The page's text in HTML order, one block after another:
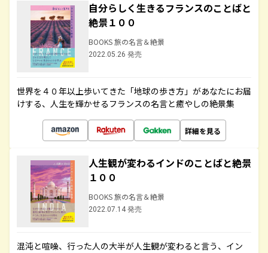
自分らしく生きるフランスのことばと
絶景１００
BOOKS 旅の名言＆絶景
2022.05.26 発売
世界を４０年以上歩いてきた「地球の歩き方」があなたにお届
けする、人生を輝かせるフランスの名言と癒やしの絶景集
詳細を見る
人生観が変わるインドのことばと絶景
１００
BOOKS 旅の名言＆絶景
2022.07.14 発売
混沌と喧噪、行った人の大半が人生観が変わると言う、イン